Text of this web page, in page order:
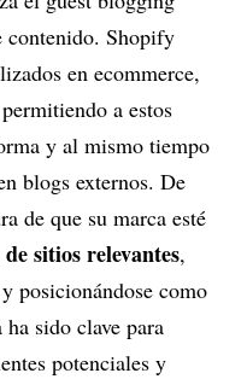
contenido. Shopify
en ecommerce,
a estos
y al mismo tiempo
blogs externos. De
de que su marca esté
sitios relevantes,
posicionándose como
sido clave para
potenciales y